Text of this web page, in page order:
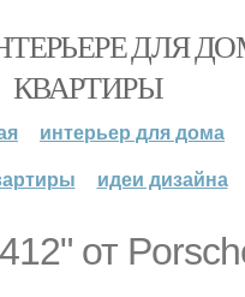
ДЛЯ
КВАРТИРЫ
интерьер для дома
идеи дизайна
от